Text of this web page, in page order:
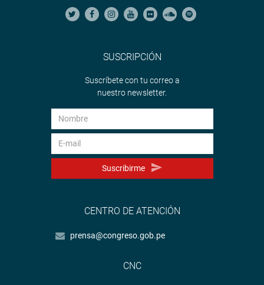
SUSCRIPCIÓN
Suscríbete con tu correo a
nuestro newsletter.
Suscribirme
CENTRO DE ATENCIÓN
prensa@congreso.gob.pe
CNC